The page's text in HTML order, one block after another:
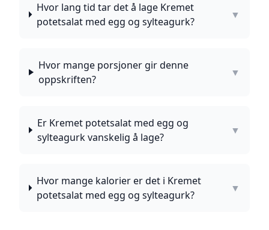
Hvor lang tid tar det å lage Kremet
potetsalat med egg og sylteagurk?
▼
Hvor mange porsjoner gir denne
oppskriften?
▼
Er Kremet potetsalat med egg og
sylteagurk vanskelig å lage?
▼
Hvor mange kalorier er det i Kremet
potetsalat med egg og sylteagurk?
▼